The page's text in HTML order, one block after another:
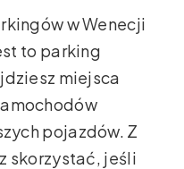
w Wenecji
to parking
miejsca
pojazdów. Z
skorzystać, jeśli